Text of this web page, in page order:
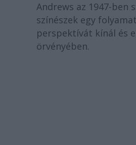
Andrews az 1947-ben
színészek egy
perspektívát kínál és
örvényében.